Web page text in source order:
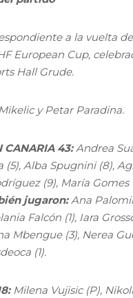
a la vuelta
European Cup,
Hall Grude.
y Petar Paradina.
CANARIA 43:Andrea
(5), Alba Spugnini (8),
(9), María Gomes
jugaron:Ana
Falcón (1), Iara
Mbengue (3), Nerea
(1).
Milena Vujisic (P),